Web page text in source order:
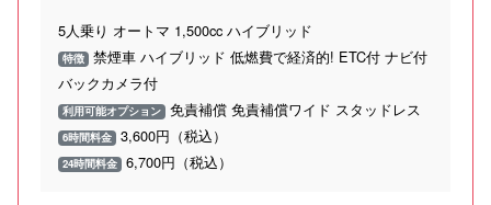
5人乗り オートマ 1,500cc ハイブリッド
特徴 禁煙車 ハイブリッド 低燃費で経済的! ETC付 ナビ付
バックカメラ付
利用可能オプション 免責補償 免責補償ワイド スタッドレス
6時間料金 3,600円（税込）
24時間料金 6,700円（税込）